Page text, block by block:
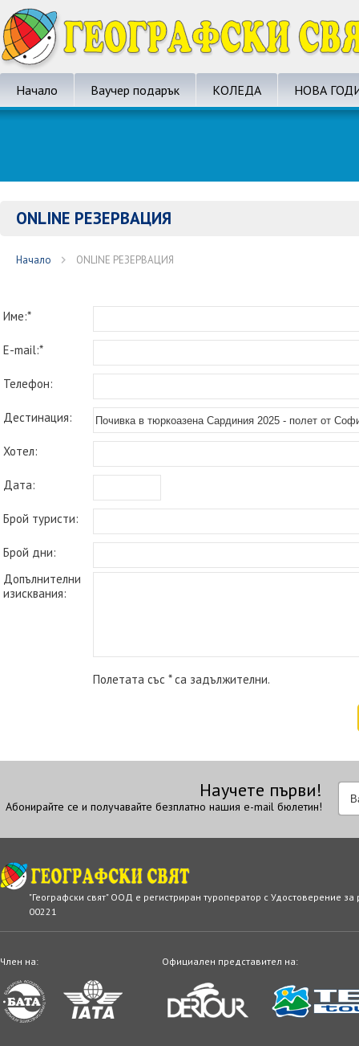
Начало Ваучер подарък КОЛЕДА НОВА
ONLINE РЕЗЕРВАЦИЯ
Начало ONLINE РЕЗЕРВАЦИЯ
Име:*
E-mail:*
Телефон:
Дестинация:
Хотел:
Дата:
Брой туристи:
Брой дни:
Допълнителни
изисквания:
Полетата със * са задължителни.
Научете първи!
Абонирайте се и получавайте безплатно нашия e-mail бюлетин!
"Географски свят" ООД е регистриран туроператор с Удостоверение
00221
Член на: Официален представител на: